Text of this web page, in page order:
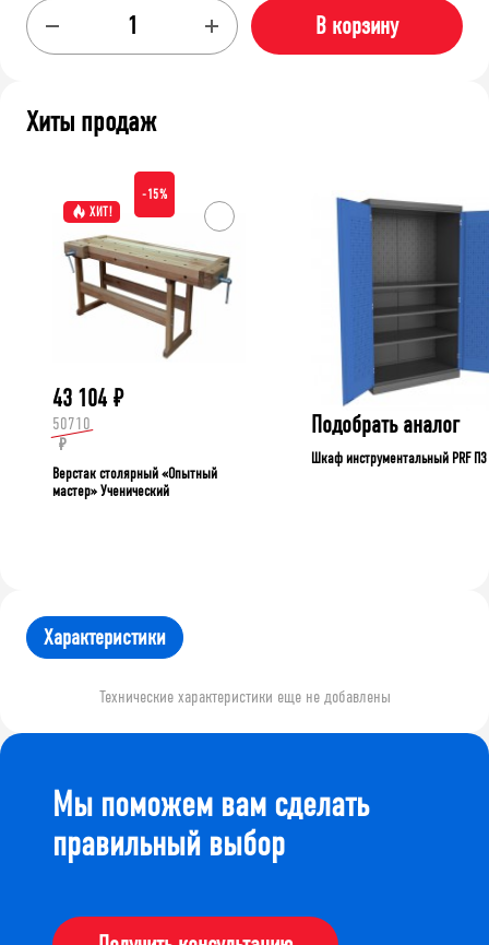
В корзину
Хиты продаж
ХИТ!
-15%
43 104 ₽
50710
₽
Верстак столярный «Опытный
мастер» Ученический
Подобрать аналог
Шкаф инструментальный PRF П3
Характеристики
Технические характеристики еще не добавлены
Мы поможем вам сделать
правильный выбор